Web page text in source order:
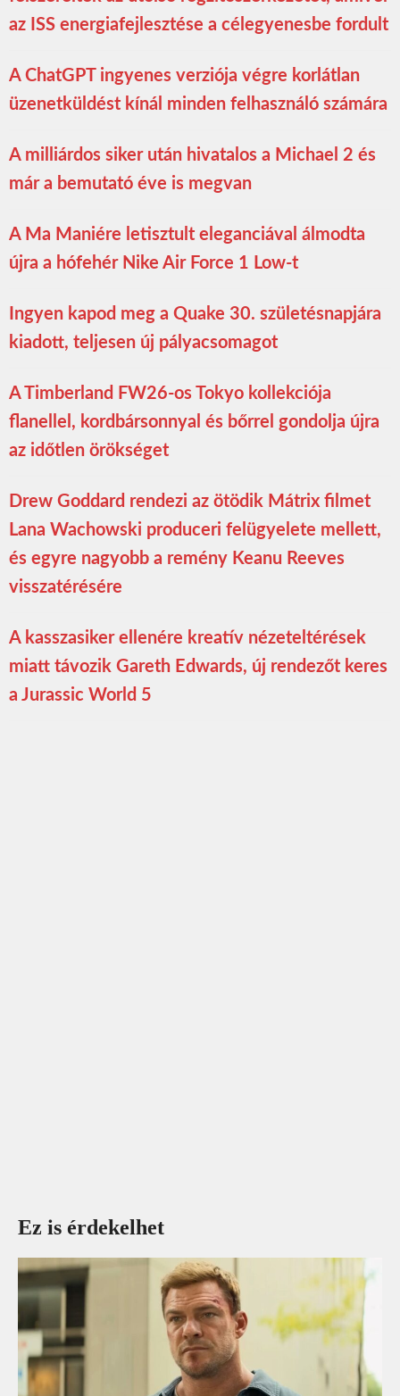
az ISS energiafejlesztése a célegyenesbe fordult
A ChatGPT ingyenes verziója végre korlátlan
üzenetküldést kínál minden felhasználó számára
A milliárdos siker után hivatalos a Michael 2 és
már a bemutató éve is megvan
A Ma Maniére letisztult eleganciával álmodta
újra a hófehér Nike Air Force 1 Low-t
Ingyen kapod meg a Quake 30. születésnapjára
kiadott, teljesen új pályacsomagot
A Timberland FW26-os Tokyo kollekciója
flanellel, kordbársonnyal és bőrrel gondolja újra
az időtlen örökséget
Drew Goddard rendezi az ötödik Mátrix filmet
Lana Wachowski produceri felügyelete mellett,
és egyre nagyobb a remény Keanu Reeves
visszatérésére
A kasszasiker ellenére kreatív nézeteltérések
miatt távozik Gareth Edwards, új rendezőt keres
a Jurassic World 5
Ez is érdekelhet